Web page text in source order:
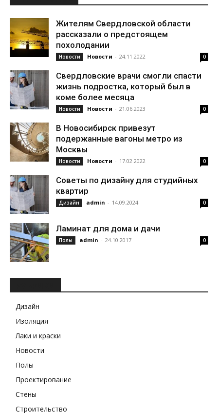
Жителям Свердловской области
рассказали о предстоящем
похолодании
Новости Новости - 24.11.2022 0
Свердловские врачи смогли спасти
жизнь подростка, который был в
коме более месяца
Новости Новости - 21.06.2023 0
В Новосибирск привезут
подержанные вагоны метро из
Москвы
Новости Новости - 17.02.2022 0
Советы по дизайну для студийных
квартир
Дизайн admin - 14.09.2024 0
Ламинат для дома и дачи
Полы admin - 24.10.2017 0
Дизайн
Изоляция
Лаки и краски
Новости
Полы
Проектирование
Стены
Строительство